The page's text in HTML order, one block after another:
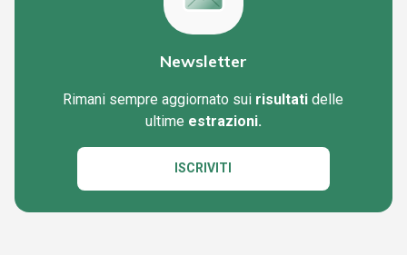
Newsletter
Rimani sempre aggiornato sui risultati delle
ultime estrazioni.
ISCRIVITI